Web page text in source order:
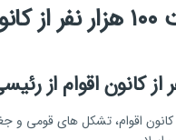
۱۰۰ هزار نفر از کانون اقوام، تشکل های